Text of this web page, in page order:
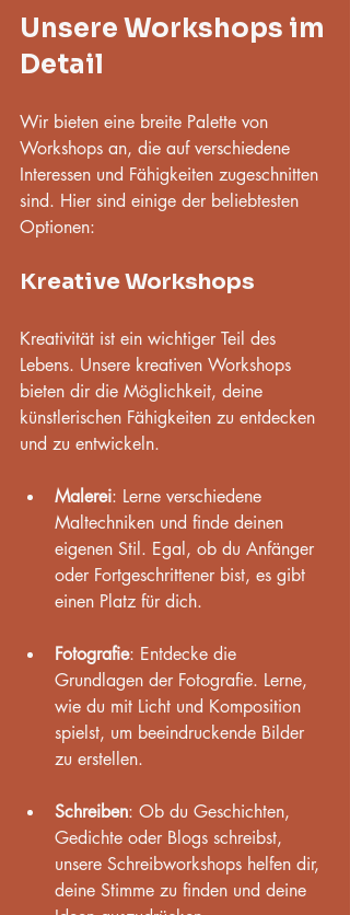
Unsere Workshops im
Detail
Wir bieten eine breite Palette von
Workshops an, die auf verschiedene
Interessen und Fähigkeiten zugeschnitten
sind. Hier sind einige der beliebtesten
Optionen:
Kreative Workshops
Kreativität ist ein wichtiger Teil des
Lebens. Unsere kreativen Workshops
bieten dir die Möglichkeit, deine
künstlerischen Fähigkeiten zu entdecken
und zu entwickeln.
Malerei: Lerne verschiedene
Maltechniken und finde deinen
eigenen Stil. Egal, ob du Anfänger
oder Fortgeschrittener bist, es gibt
einen Platz für dich.
Fotografie: Entdecke die
Grundlagen der Fotografie. Lerne,
wie du mit Licht und Komposition
spielst, um beeindruckende Bilder
zu erstellen.
Schreiben: Ob du Geschichten,
Gedichte oder Blogs schreibst,
unsere Schreibworkshops helfen dir,
deine Stimme zu finden und deine